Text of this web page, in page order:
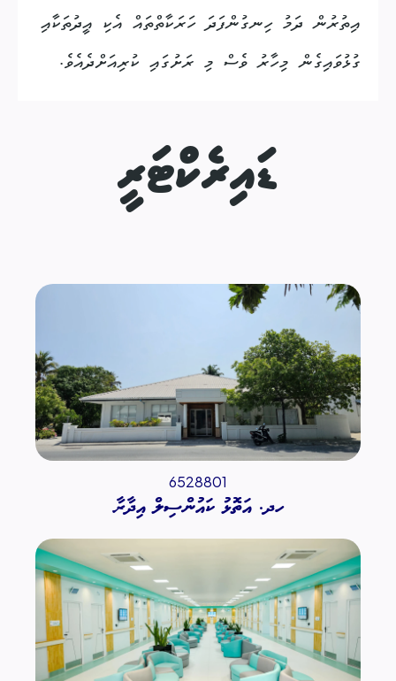
އިތުރުން ދަމު ހިނގުންފަދަ ހަރަކާތްތައް އެކި އީދުތަކާއި
ގުޅުވައިގެން މިހާރު ވެސް މި ރަށުގައި ކުރިއަށްދެއެވެ.
ޑައިރެކްޓަރީ
6528801
ހދ. އަތޮޅު ކައުންސިލް އިދާރާ